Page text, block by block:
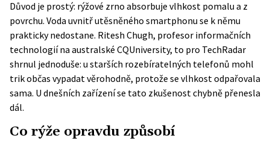
Důvod je prostý: rýžové zrno absorbuje vlhkost pomalu a z
povrchu. Voda uvnitř utěsněného smartphonu se k němu
prakticky nedostane. Ritesh Chugh, profesor informačních
technologií na australské CQUniversity, to pro TechRadar
shrnul jednoduše: u starších rozebíratelných telefonů mohl
trik občas vypadat věrohodně, protože se vlhkost odpařovala
sama. U dnešních zařízení se tato zkušenost chybně přenesla
dál.
Co rýže opravdu způsobí